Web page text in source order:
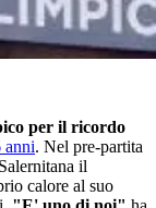
per il ricordo
anni. Nel pre-partita
il
calore al suo